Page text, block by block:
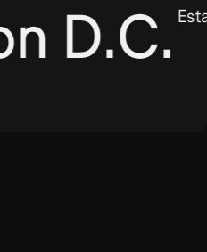
Estados Unidos,